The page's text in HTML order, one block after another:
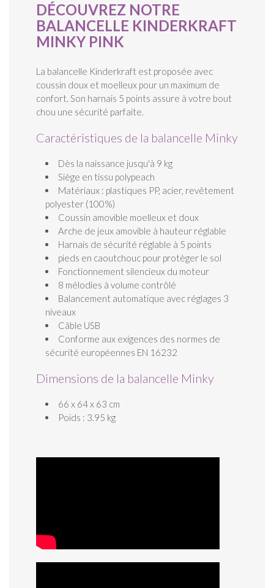
DÉCOUVREZ NOTRE
BALANCELLE KINDERKRAFT
MINKY PINK
La balancelle Kinderkraft est proposée avec
coussin doux et moelleux pour un maximum de
confort. Son harnais 5 points assure à votre bout
chou une sécurité parfaite.
Caractéristiques de la balancelle Minky
Dès la naissance jusqu'à 9 kg
Siège en tissu polypeach
Matériaux : plastiques PP, acier, revêtement
polyester (100%)
Coussin amovible moelleux et doux
Arche de jeux amovible à hauteur réglable
Harnais de sécurité réglable à 5 points
pieds en caoutchouc pour protèger le sol
Fonctionnement silencieux du moteur
8 mélodies à volume contrôlé
Balancement automatique avec réglages 3
niveaux
Câble USB
Conforme aux exigences des normes de
sécurité européennes EN 16232
Dimensions de la balancelle Minky
66 x 64 x 63 cm
Poids : 3.95 kg